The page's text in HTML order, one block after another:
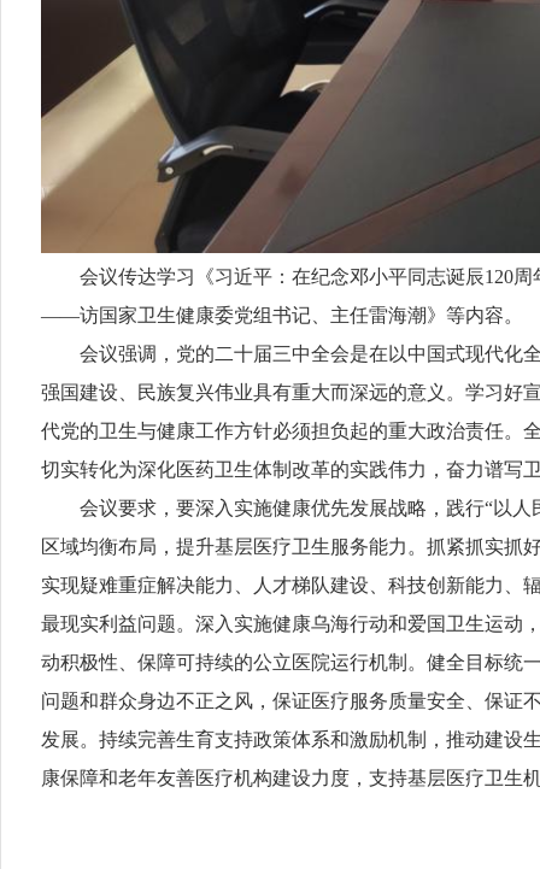
会议传达学习《习近平：在纪念邓小平同志诞辰120周
——访国家卫生健康委党组书记、主任雷海潮》等内容。
会议强调，党的二十届三中全会是在以中国式现代化全
强国建设、民族复兴伟业具有重大而深远的意义。学习好
代党的卫生与健康工作方针必须担负起的重大政治责任。
切实转化为深化医药卫生体制改革的实践伟力，奋力谱写
会议要求，要深入实施健康优先发展战略，践行“以人
区域均衡布局，提升基层医疗卫生服务能力。抓紧抓实抓
实现疑难重症解决能力、人才梯队建设、科技创新能力、
最现实利益问题。深入实施健康乌海行动和爱国卫生运动
动积极性、保障可持续的公立医院运行机制。健全目标统
问题和群众身边不正之风，保证医疗服务质量安全、保证
发展。持续完善生育支持政策体系和激励机制，推动建设
康保障和老年友善医疗机构建设力度，支持基层医疗卫生